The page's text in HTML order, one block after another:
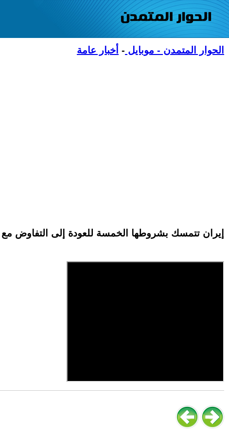
الحوار المتمدن - موبايل - أخبار عامة
إيران تتمسك بشروطها الخمسة للعودة إلى